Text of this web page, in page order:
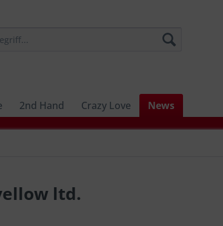
2nd Hand Crazy Love News
ltd.